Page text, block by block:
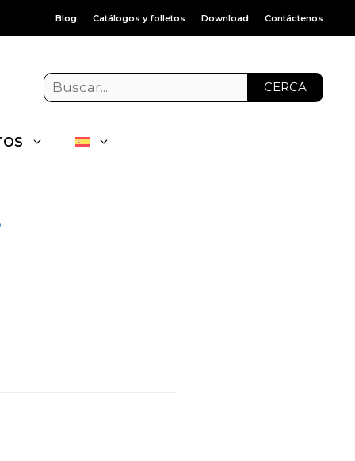
Blog Catálogos y folletos Download Contáctenos
CERCA